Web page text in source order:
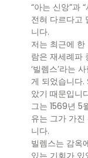
“아는 신앙”과
전혀 다르다고
니다.
저는 최근에
람은 재세례파
‘빌렘스’라는
게 되었습니다.
았기 때문입니
그는 1569년 5
유는 그가 가
니다.
빌렘스는 감옥
있는 기회가 있